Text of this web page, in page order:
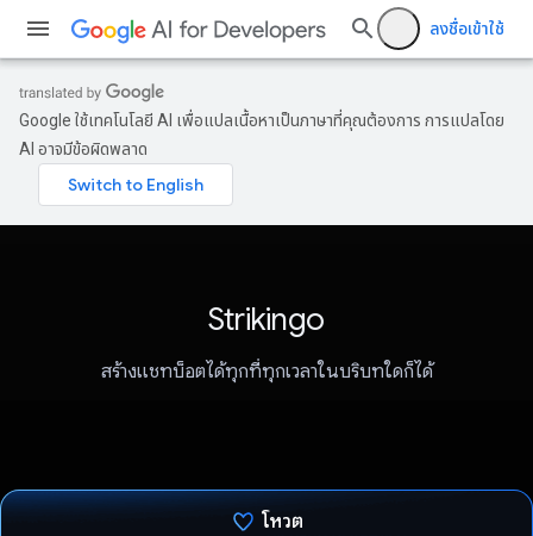
ลงชื่อเข้าใช้
Google ใช้เทคโนโลยี AI เพื่อแปลเนื้อหาเป็นภาษาที่คุณต้องการ การแปลโดย
AI อาจมีข้อผิดพลาด
Strikingo
สร้างแชทบ็อตได้ทุกที่ทุกเวลาในบริบทใดก็ได้
โหวต